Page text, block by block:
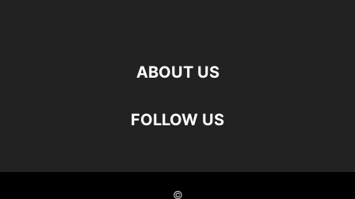
ABOUT US
FOLLOW US
©